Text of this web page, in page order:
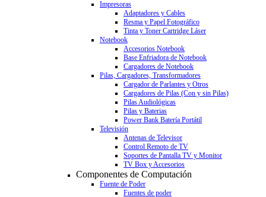
Impresoras
Adaptadores y Cables
Resma y Papel Fotográfico
Tinta y Toner Cartridge Láser
Notebook
Accesorios Notebook
Base Enfriadora de Notebook
Cargadores de Notebook
Pilas, Cargadores, Transformadores
Cargador de Parlantes y Otros
Cargadores de Pilas (Con y sin Pilas)
Pilas Audiológicas
Pilas y Baterias
Power Bank Batería Portátil
Televisión
Antenas de Televisor
Control Remoto de TV
Soportes de Pantalla TV y Monitor
TV Box y Accesorios
Componentes de Computación
Fuente de Poder
Fuentes de poder